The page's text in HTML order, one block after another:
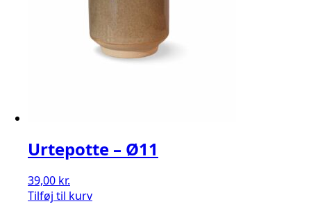
Urtepotte – Ø11
39,00 kr.
Tilføj til kurv